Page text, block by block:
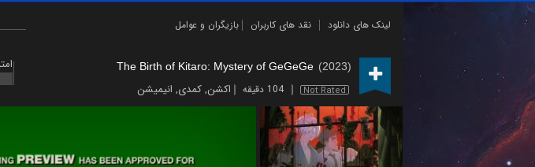
لینک های دانلود نقد های کاربران بازیگران و عوامل
The Birth of Kitaro: Mystery of GeGeGe (2023)
Not Rated 104 دقیقه اکشن,کمدی, انیمیشن